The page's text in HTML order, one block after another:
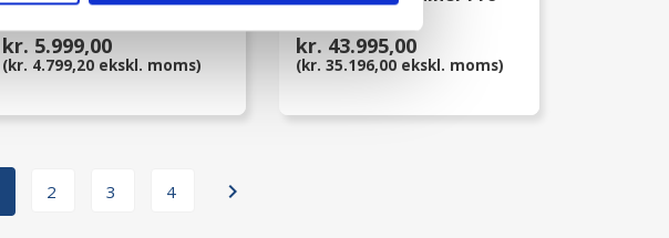
Løbebånd
kr. 5.999,00
(kr. 4.799,20 ekskl. moms)
kr. 43.995,00
(kr. 35.196,00 ekskl. moms)
2 3 4 